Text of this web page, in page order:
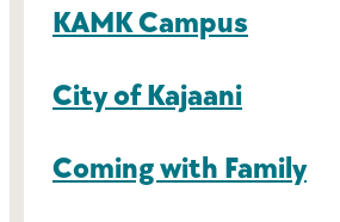
KAMK Campus
City of Kajaani
Coming with Family